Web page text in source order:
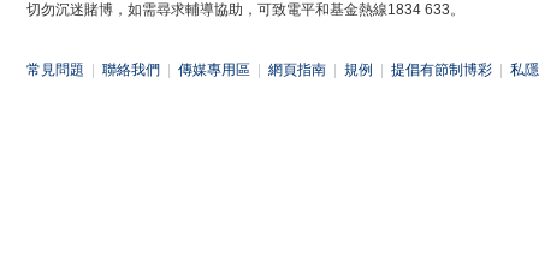
切勿沉迷賭博，如需尋求輔導協助，可致電平和基金熱線1834 633。
常見問題 聯絡我們 傳媒專用區 網頁指南 規例 提倡有節制博彩 私